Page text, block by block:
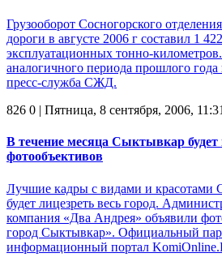
Грузооборот Сосногорского
дороги в августе 2006 г составил 1
эксплуатационных тонно-
аналогичного периода прошлого
пресс-служба СЖД.
826 0 | Пятница, 8 сентября, 2006, 11:31
В течение месяца Сыктывкар будет
фотообъективов
Лучшие кадры с видами и красотами
будет лицезреть весь город.
компания «Два Андрея» объявили
город Сыктывкар». Официальный
информационный портал